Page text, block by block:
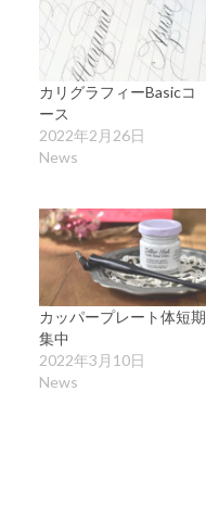
カリグラフィーBasicコ
ース
2022年2月26日
News
カッパープレート体短期
集中
2022年3月10日
News